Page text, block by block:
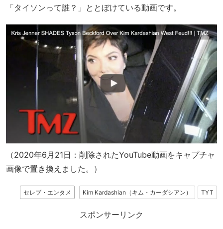
「タイソンって誰？」ととぼけている動画です。
（2020年6月21日：削除されたYouTube動画をキャプチャ
画像で置き換えました。）
セレブ・エンタメ Kim Kardashian（キム・カーダシアン） TYT
スポンサーリンク